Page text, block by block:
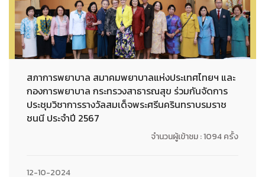
สภาการพยาบาล สมาคมพยาบาลแห่งประเทศไทยฯ และ
กองการพยาบาล กระทรวงสาธารณสุข ร่วมกันจัดการ
ประชุมวิชาการรางวัลสมเด็จพระศรีนครินทราบรมราช
ชนนี ประจำปี 2567
จำนวนผู้เข้าชม : 1094 ครั้ง
12-10-2024